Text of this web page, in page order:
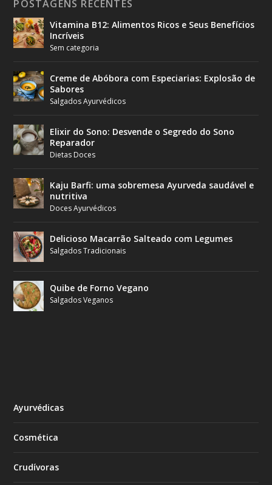
POSTAGENS RECENTES
Vitamina B12: Alimentos Ricos e Seus Benefícios
Incríveis
Sem categoria
Creme de Abóbora com Especiarias: Explosão de
Sabores
Salgados Ayurvédicos
Elixir do Sono: Desvende o Segredo do Sono
Reparador
Dietas Doces
Kaju Barfi: uma sobremesa Ayurveda saudável e
nutritiva
Doces Ayurvédicos
Delicioso Macarrão Salteado com Legumes
Salgados Tradicionais
Quibe de Forno Vegano
Salgados Veganos
Ayurvédicas
Cosmética
Crudívoras